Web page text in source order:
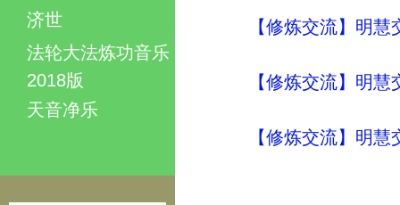
济世
法轮大法炼功音乐
2018版
天音净乐
【修炼交流】明
【修炼交流】明
【修炼交流】明